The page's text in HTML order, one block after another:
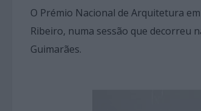
O Prémio Nacional de Arquitetura
Ribeiro, numa sessão que decorreu
Guimarães.